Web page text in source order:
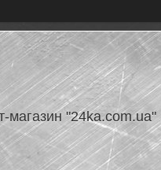
магазин "24ka.com.ua"